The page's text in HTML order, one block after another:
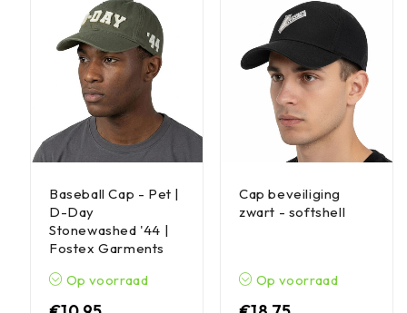
Baseball Cap - Pet |
D-Day
Stonewashed '44 |
Fostex Garments
Op voorraad
Cap beveiliging
zwart - softshell
Op voorraad